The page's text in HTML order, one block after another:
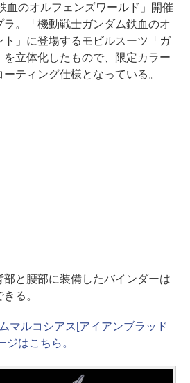
血のオルフェンズワールド」開催
ラ。「機動戦士ガンダム鉄血のオ
ト」に登場するモビルスーツ「ガ
を立体化したもので、限定カラー
ティング仕様となっている。
と腰部に装備したバインダーは
る。
マルコシアス[アイアンブラッド
ジはこちら。